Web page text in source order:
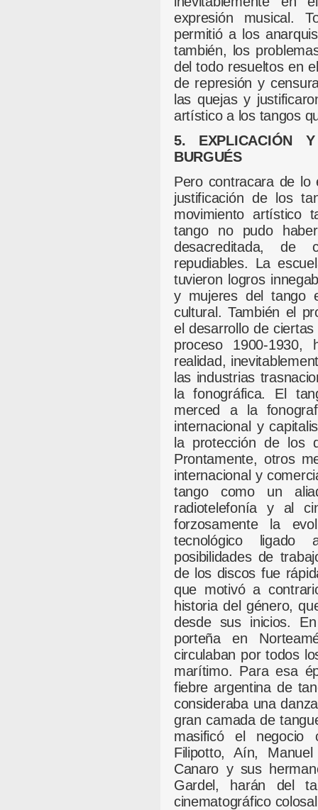
expresión musical.
permitió a los
también, los
del todo resueltos en
de represión y
las quejas y
artístico a los tangos
5. EXPLICACIÓN
BURGUÉS
Pero contracara de lo
justificación de los
movimiento artístico
tango no pudo
desacreditada, de
repudiables. La
tuvieron logros
y mujeres del tango
cultural. También el
el desarrollo de
proceso 1900-
realidad,
las industrias
la fonográfica. El
merced a la
internacional y
la protección de los
Prontamente, otros
internacional y
tango como un
radiotelefonía y al
forzosamente la
tecnológico
posibilidades de
de los discos fue
que motivó a
historia del género,
desde sus inicios.
porteña en
circulaban por todos
marítimo. Para esa
fiebre argentina de
consideraba una
gran camada de
masificó el negocio
Filipotto, Aín,
Canaro y sus
Gardel, harán del
cinematográfico